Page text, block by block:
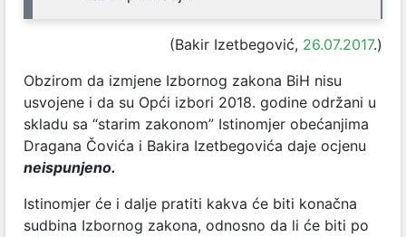
(Bakir Izetbegović, 26.07.2017.)
Obzirom da izmjene Izbornog zakona BiH nisu
usvojene i da su Opći izbori 2018. godine održani u
skladu sa “starim zakonom” Istinomjer obećanjima
Dragana Čovića i Bakira Izetbegovića daje ocjenu
neispunjeno.
Istinomjer će i dalje pratiti kakva će biti konačna
sudbina Izbornog zakona, odnosno da li će biti po